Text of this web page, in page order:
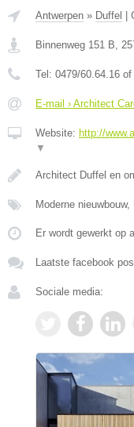
Antwerpen » Duffel |
Binnenweg 151 B
Tel: 0479/60.64.16
E-mail › Architect
Website: http://
▼
Architect Duffel en
Moderne
Er wordt gewerkt op
Laatste facebook
Sociale media: